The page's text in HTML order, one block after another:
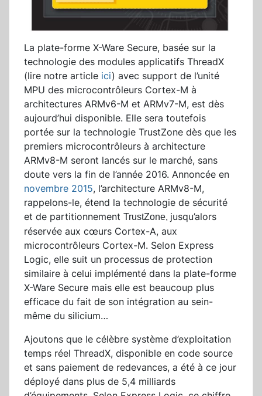
La plate-forme X-Ware Secure, basée sur la
technologie des modules applicatifs ThreadX
(lire notre article ici) avec support de l’unité
MPU des microcontrôleurs Cortex-M à
architectures ARMv6-M et ARMv7-M, est dès
aujourd’hui disponible. Elle sera toutefois
portée sur la technologie TrustZone dès que les
premiers microcontrôleurs à architecture
ARMv8-M seront lancés sur le marché, sans
doute vers la fin de l’année 2016. Annoncée en
novembre 2015, l’architecture ARMv8-M,
rappelons-le, étend la technologie de sécurité
et de partitionnement TrustZone, jusqu’alors
réservée aux cœurs Cortex-A, aux
microcontrôleurs Cortex-M. Selon Express
Logic, elle suit un processus de protection
similaire à celui implémenté dans la plate-forme
X-Ware Secure mais elle est beaucoup plus
efficace du fait de son intégration au sein-
même du silicium…
Ajoutons que le célèbre système d’exploitation
temps réel ThreadX, disponible en code source
et sans paiement de redevances, a été à ce jour
déployé dans plus de 5,4 milliards